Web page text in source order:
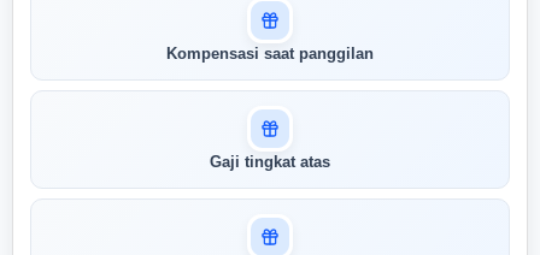
Masuk untuk melihat skor
pertandingan AI Anda
menunjukkan seberapa cocok keahlian
Anda dengan peran ini
Kompensasi saat panggilan
Gaji tingkat atas